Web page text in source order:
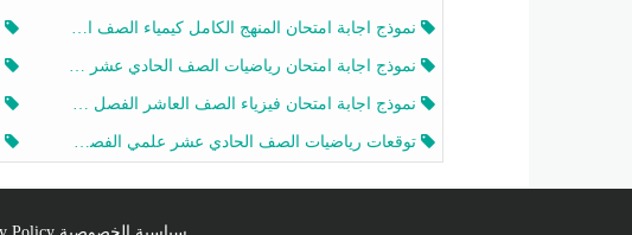
نموذج اجابة امتحان المنهج الكامل كيمياء الصف الحادي عشر علمي الفصل الثاني 2025-2026
نموذج اجابة امتحان رياضيات الصف الحادي عشر علمي الفصل الثاني 2025-2026
نموذج اجابة امتحان فيزياء الصف العاشر الفصل الثاني 2025-2026
توقعات رياضيات الصف الحادي عشر علمي الفصل الثاني 2025-2026 أ عمرو فايز